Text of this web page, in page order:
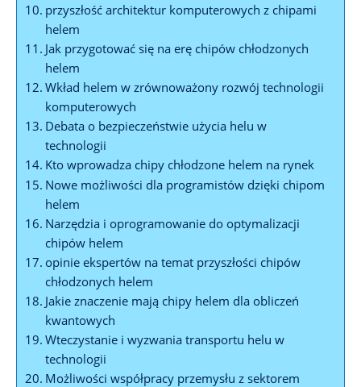
przyszłość architektur komputerowych z chipami
helem
Jak przygotować się na​ erę chipów chłodzonych
helem
Wkład ⁣helem w zrównoważony rozwój technologii
komputerowych
Debata ‍o bezpieczeństwie użycia helu ‍w⁢
technologii
Kto wprowadza chipy chłodzone helem na rynek
Nowe możliwości dla programistów ⁤dzięki chipom
helem
Narzędzia ⁤i oprogramowanie do optymalizacji
chipów helem
opinie ekspertów na temat przyszłości chipów
‌chłodzonych ​helem
Jakie znaczenie mają chipy helem⁣ dla obliczeń
kwantowych
Wteczystanie i wyzwania transportu helu w
technologii
Możliwości⁢ współpracy przemysłu z sektorem